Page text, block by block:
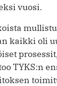
vuosi.
kaikki oli
TYKS:n